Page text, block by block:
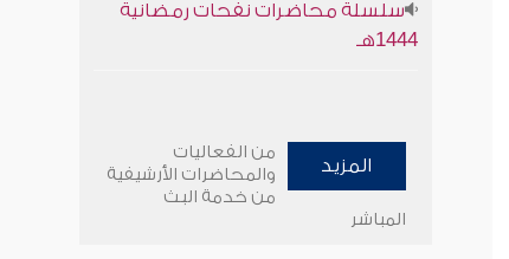
سلسلة محاضرات نفحات رمضانية
1444هـ
المزيد
من الفعاليات
والمحاضرات الأرشيفية
من خدمة البث
المباشر